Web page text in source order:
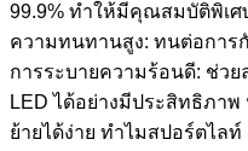
99.9% ทำให้มีคุณสมบัติพิเศ
ความทนทานสูง: ทนต่อการ
การระบายความร้อนดี: ช่ว
LED ได้อย่างมีประสิทธิภา
ย้ายได้ง่าย ทำไมสปอร์ตไลท์